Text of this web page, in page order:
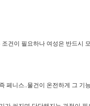
건이 필요하나 여성은 반드시
페니스..물건이 온전하게 그